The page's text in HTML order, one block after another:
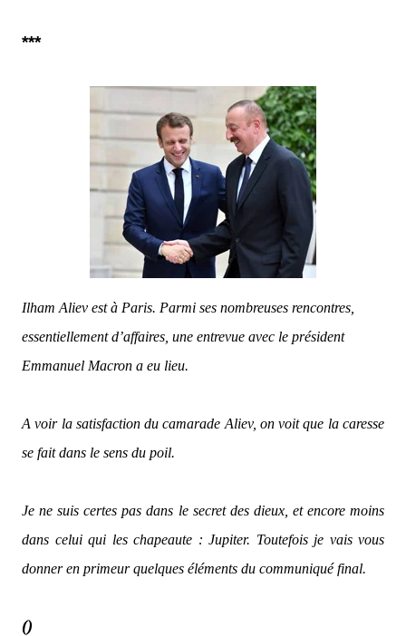
***
Ilham Aliev est à Paris. Parmi ses nombreuses rencontres,
essentiellement d’affaires, une entrevue avec le président
Emmanuel Macron a eu lieu.
A voir la satisfaction du camarade Aliev, on voit que la caresse
se fait dans le sens du poil.
Je ne suis certes pas dans le secret des dieux, et encore moins
dans celui qui les chapeaute : Jupiter. Toutefois je vais vous
donner en primeur quelques éléments du communiqué final.
()